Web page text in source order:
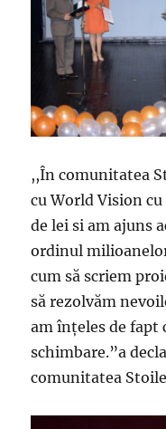
,,În comunitatea
cu World Vision
de lei si am ajuns
ordinul
cum să scriem
să rezolvăm
am înţeles de fapt
schimbare.”a
comunitatea